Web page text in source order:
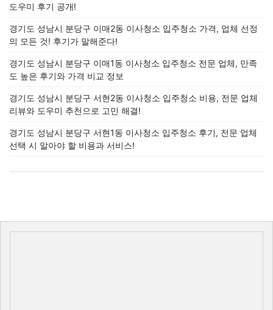
도우미 후기 공개!
경기도 성남시 분당구 이매2동 이사청소 입주청소 가격, 업체 선정
의 모든 것! 후기가 말해준다!
경기도 성남시 분당구 이매1동 이사청소 입주청소 전문 업체, 만족
도 높은 후기와 가격 비교 정보
경기도 성남시 분당구 서현2동 이사청소 입주청소 비용, 전문 업체
리뷰와 도우미 추천으로 고민 해결!
경기도 성남시 분당구 서현1동 이사청소 입주청소 후기, 전문 업체
선택 시 알아야 할 비용과 서비스!